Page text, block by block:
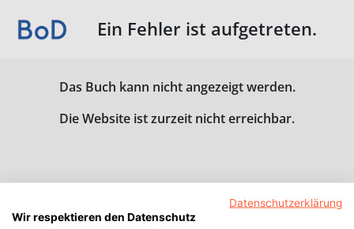
Ein Fehler ist aufgetreten.
Das Buch kann nicht angezeigt werden.
Die Website ist zurzeit nicht erreichbar.
Datenschutzerklärung
Wir respektieren den Datenschutz